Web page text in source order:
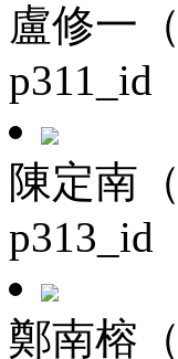
盧修一
p311_id
陳定南
p313_id
鄭南榕